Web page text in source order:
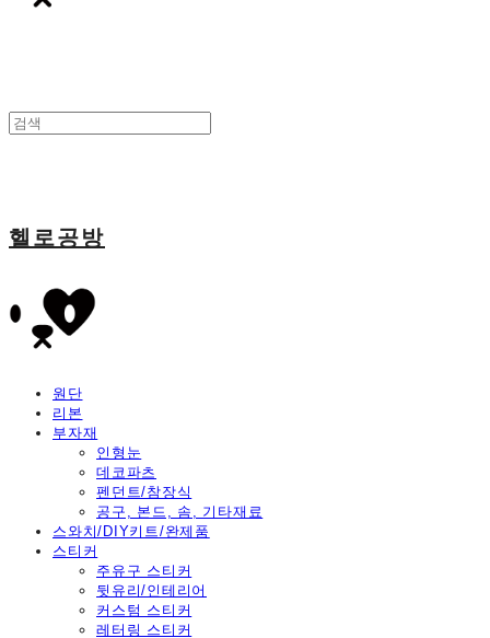
헬로공방
원단
리본
부자재
인형눈
데코파츠
펜던트/참장식
공구, 본드, 솜, 기타재료
스와치/DIY키트/완제품
스티커
주유구 스티커
뒷유리/인테리어
커스텀 스티커
레터링 스티커